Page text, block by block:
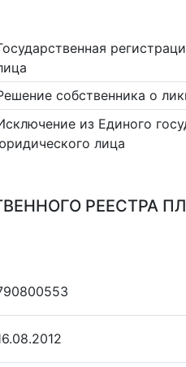
собственника о
из Единого
лица
РЕЕСТРА